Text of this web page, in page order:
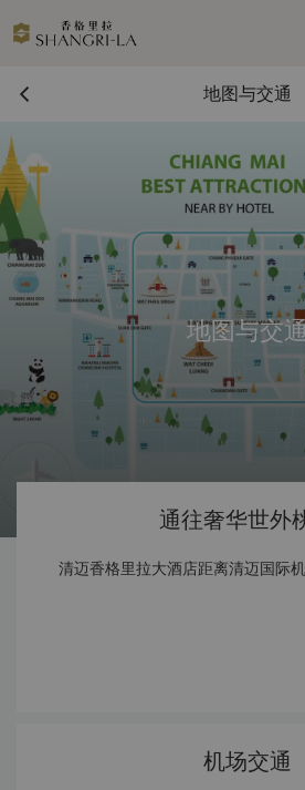
地图与交通
地图与交
通往奢华世外
清迈香格里拉大酒店距离清迈国际
机场交通